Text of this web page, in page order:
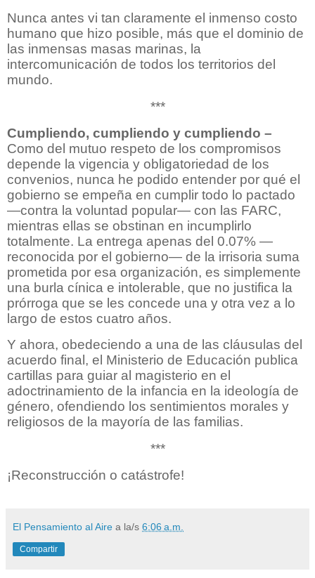
Nunca antes vi tan claramente el inmenso costo
humano que hizo posible, más que el dominio de
las inmensas masas marinas, la
intercomunicación de todos los territorios del
mundo.
***
Cumpliendo, cumpliendo y cumpliendo –
Como del mutuo respeto de los compromisos
depende la vigencia y obligatoriedad de los
convenios, nunca he podido entender por qué el
gobierno se empeña en cumplir todo lo pactado
—contra la voluntad popular— con las FARC,
mientras ellas se obstinan en incumplirlo
totalmente. La entrega apenas del 0.07% —
reconocida por el gobierno— de la irrisoria suma
prometida por esa organización, es simplemente
una burla cínica e intolerable, que no justifica la
prórroga que se les concede una y otra vez a lo
largo de estos cuatro años.
Y ahora, obedeciendo a una de las cláusulas del
acuerdo final, el Ministerio de Educación publica
cartillas para guiar al magisterio en el
adoctrinamiento de la infancia en la ideología de
género, ofendiendo los sentimientos morales y
religiosos de la mayoría de las familias.
***
¡Reconstrucción o catástrofe!
El Pensamiento al Aire a la/s 6:06 a.m.
Compartir